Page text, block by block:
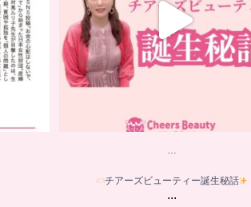
…
チアーズビューティー誕生秘話
...